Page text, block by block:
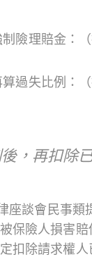
險理賠金：
過失比例：
，再扣除
座談會民事
保險人損害
扣除請求權